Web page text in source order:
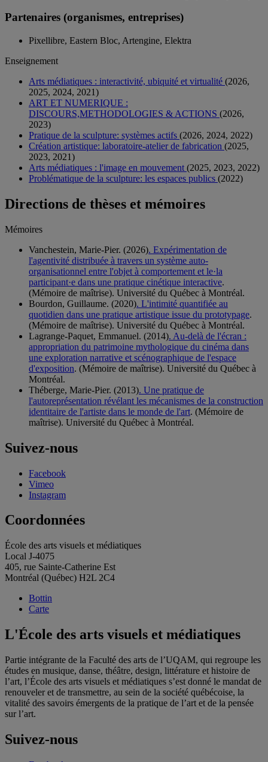
Partenaires (organismes, entreprises)
Pixellibre, Eastern Bloc, Artengine, Elektra
Enseignement
Arts médiatiques : interactivité, ubiquité et virtualité (2026,
2025, 2024, 2021)
ART ET NUMERIQUE :
DISCOURS,METHODOLOGIES & ACTIONS (2026,
2023)
Pratique de la sculpture: systèmes actifs (2026, 2024, 2022)
Création artistique: laboratoire-atelier de fabrication (2025,
2023, 2021)
Arts médiatiques : l'image en mouvement (2025, 2023, 2022)
Problématique de la sculpture: les espaces publics (2022)
Directions de thèses et mémoires
Mémoires
Vanchestein, Marie-Pier. (2026). Expérimentation de
l'agentivité distribuée à travers un système auto-
organisationnel entre l'objet à comportement et le·la
participant·e dans une pratique cinétique interactive.
(Mémoire de maîtrise). Université du Québec à Montréal.
Bourdon, Guillaume. (2020). L'intimité quantifiée au
quotidien dans une pratique artistique issue du prototypage.
(Mémoire de maîtrise). Université du Québec à Montréal.
Lagrange-Paquet, Emmanuel. (2014). Au-delà de l'écran :
appropriation du patrimoine mythologique du cinéma dans
une exploration narrative et scénographique de l'espace
d'exposition. (Mémoire de maîtrise). Université du Québec à
Montréal.
Théberge, Marie-Pier. (2013). Une pratique de
l'autoreprésentation révélant les mécanismes de la construction
identitaire de l'artiste dans le monde de l'art. (Mémoire de
maîtrise). Université du Québec à Montréal.
Suivez-nous
Facebook
Vimeo
Instagram
Coordonnées
École des arts visuels et médiatiques
Local J-4075
405, rue Sainte-Catherine Est
Montréal (Québec) H2L 2C4
Bottin
Carte
L'École des arts visuels et médiatiques
Partie intégrante de la Faculté des arts de l’UQAM, qui regroupe les
études en musique, danse, théâtre, design, littérature et histoire de
l’art, l’École des arts visuels et médiatiques s’est donné le mandat de
renouveler et de transmettre, au sein de la société québécoise, la
vitalité des savoirs émergents de la pratique de l’art et de la pensée
sur l’art.
Suivez-nous